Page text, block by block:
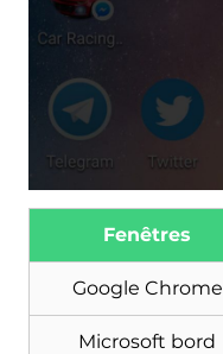
Fenêtres
Google Chrome
Microsoft bord